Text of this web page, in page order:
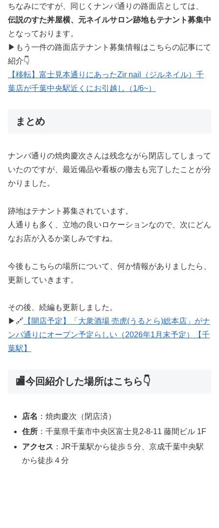
ちなみにですが、同じくナンパ通りの路面店としては、
伝説のすた丼屋横、元ネイルサロン跡地もテナント募集中
となっております。
▶もう一件の路面店テナント募集情報はこちらの記事にて
紹介👇
【移転】富士見本通りにあったZir nail（ジルネイル）千
葉店が千葉中央駅近くにお引越し（1/6~）
まとめ
ナンパ通りの焼肉慶次さんは残念ながら閉店してしまって
いたのですが、最近備品や看板の撤去も完了したことが分
かりました。
跡地はテナント募集されています。
人通りも多く、立地の良いロケーションなので、次にどん
なお店が入るか楽しみですね。
今後もこちらの場所について、何か情報がありましたら、
更新していきます。
その後、続編も更新しました。
▶🔗 【開店予定】「大衆酒場 売虎(うるとら)総本店」がナ
ンパ通りにオープン予定らしい（2026年1月末予定）【千
葉駅】
🏬今回紹介した場所はこちら👇
店名 ：焼肉慶次（閉店済）
住所 ：千葉県千葉市中央区富士見2-8-11 藤間ビル 1F
アクセス ：JR千葉駅から徒歩５分、京成千葉中央駅
から徒歩４分